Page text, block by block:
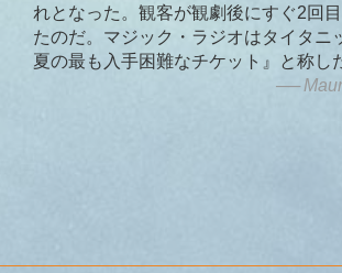
れとなった。観客が観劇後にすぐ2回
たのだ。マジック・ラジオはタイタニ
夏の最も入手困難なチケット』と称し